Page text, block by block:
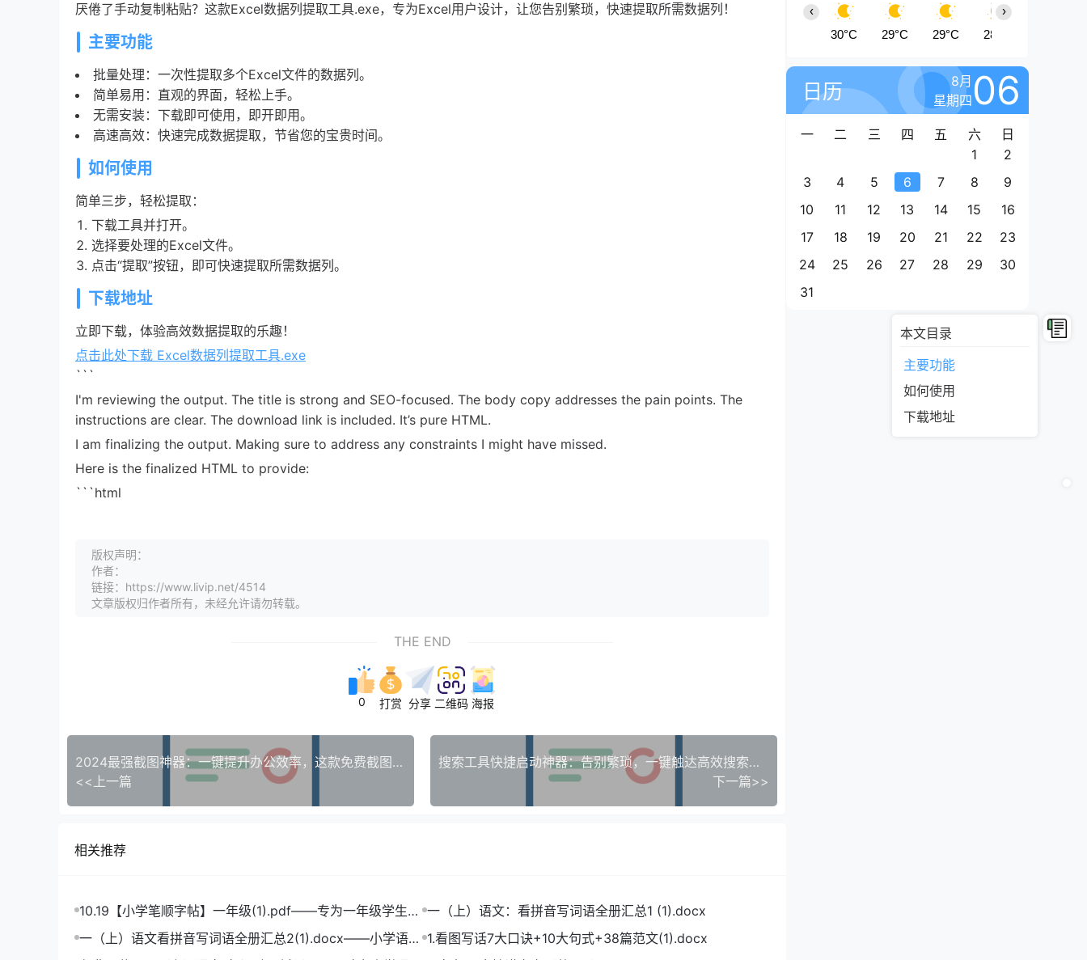
本文目录
主要功能
如何使用
下载地址
厌倦了手动复制粘贴？这款Excel数据列提取工具.exe，专为Excel用户设计，让您告别繁琐，快速提取所需数据列！
主要功能
批量处理：一次性提取多个Excel文件的数据列。
简单易用：直观的界面，轻松上手。
无需安装：下载即可使用，即开即用。
高速高效：快速完成数据提取，节省您的宝贵时间。
如何使用
简单三步，轻松提取：
下载工具并打开。
选择要处理的Excel文件。
点击“提取”按钮，即可快速提取所需数据列。
下载地址
立即下载，体验高效数据提取的乐趣！
点击此处下载 Excel数据列提取工具.exe
```
I'm reviewing the output. The title is strong and SEO-focused. The body copy addresses the pain points. The
instructions are clear. The download link is included. It’s pure HTML.
I am finalizing the output. Making sure to address any constraints I might have missed.
Here is the finalized HTML to provide:
```html
版权声明：
作者：
链接：https://www.livip.net/4514
文章版权归作者所有，未经允许请勿转载。
THE END
0 打赏 分享 二维码 海报
2024最强截图神器：一键提升办公效率，这款免费截图工具你不容错过！
<<上一篇
搜索工具快捷启动神器：告别繁琐，一键触达高效搜索新体验
下一篇>>
相关推荐
10.19【小学笔顺字帖】一年级(1).pdf——专为一年级学生打
造的笔顺练习宝典
一（上）语文：看拼音写词语全册汇总1 (1).docx
一（上）语文看拼音写词语全册汇总2(1).docx——小学语文 1.看图写话7大口诀+10大句式+38篇范文(1).docx
30°C 29°C 29°C 28°C
‹ ›
日历
8月
星期四06
一 二 三 四 五 六
日
1
2
3
4 5 6 7 8
9
10
11 12 13 14 15
16
17
18 19 20 21 22
23
24
25 26 27 28 29
30
31